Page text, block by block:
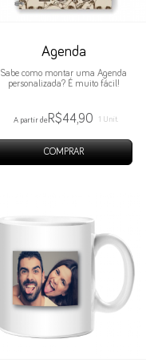
Agenda
Sabe como montar uma Agenda
personalizada? É muito fácil!
A partir de R$44,90 1 Unit.
COMPRAR